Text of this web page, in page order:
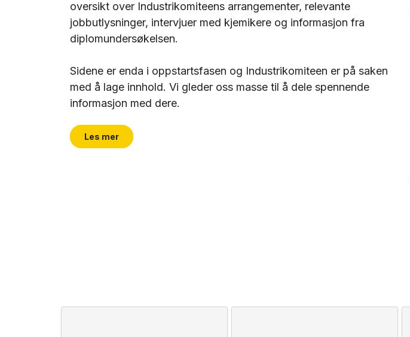
oversikt over Industrikomiteens arrangementer, relevante
jobbutlysninger, intervjuer med kjemikere og informasjon fra
diplomundersøkelsen.
Sidene er enda i oppstartsfasen og Industrikomiteen er på saken
med å lage innhold. Vi gleder oss masse til å dele spennende
informasjon med dere.
Les mer